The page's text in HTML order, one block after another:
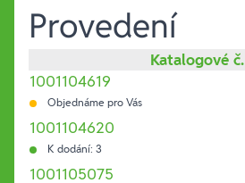
Provedení
Katalogové č.
1001104619
Objednáme pro Vás
1001104620
K dodání: 3
1001105075